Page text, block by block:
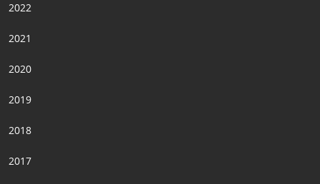
2022
2021
2020
2019
2018
2017